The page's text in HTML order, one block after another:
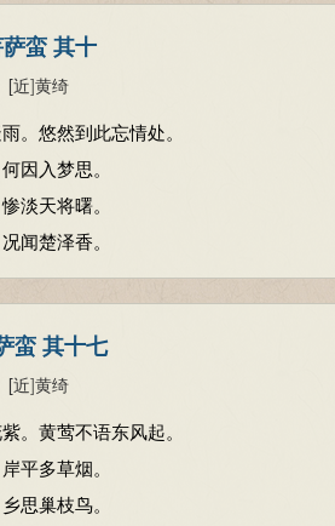
蛮 其十
[近]黄绮
。悠然到此忘情处。
因入梦思。
淡天将曙。
闻楚泽香。
蛮 其十七
[近]黄绮
。黄莺不语东风起。
平多草烟。
思巢枝鸟。